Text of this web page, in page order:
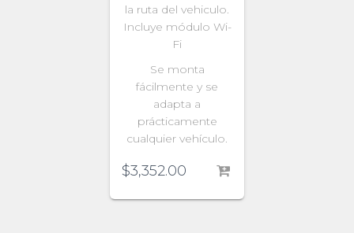
la ruta del vehiculo.
Incluye módulo Wi-
Fi
Se monta
fácilmente y se
adapta a
prácticamente
cualquier vehículo.
$3,352.00